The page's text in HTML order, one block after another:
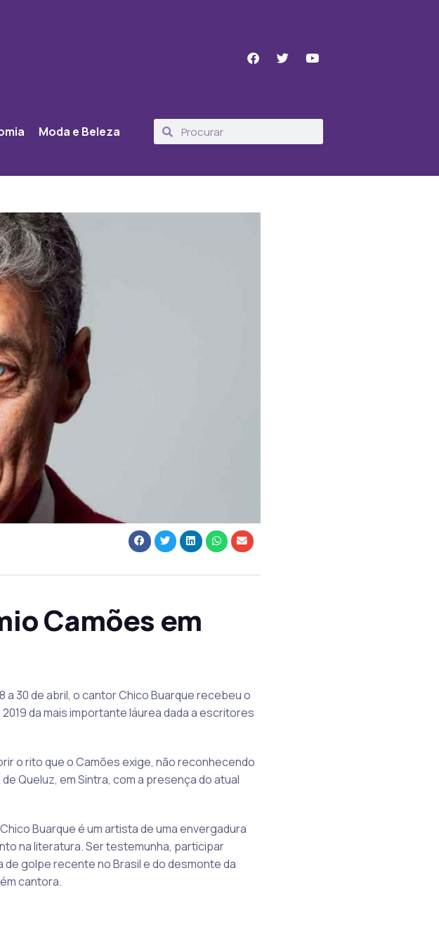
Moda e Beleza
Camões em
30 de abril, o cantor Chico Buarque recebeu o
da mais importante láurea dada a escritores
o rito que o Camões exige, não reconhecendo
Queluz, em Sintra, com a presença do atual
Buarque é um artista de uma envergadura
na literatura. Ser testemunha, participar
golpe recente no Brasil e do desmonte da
cantora.